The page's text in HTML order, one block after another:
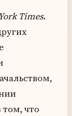
Times.
что